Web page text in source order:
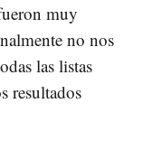
muy
no nos
las listas
resultados